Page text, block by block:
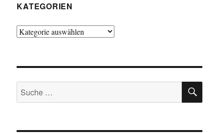
KATEGORIEN
Kategorien
Suche
nach: